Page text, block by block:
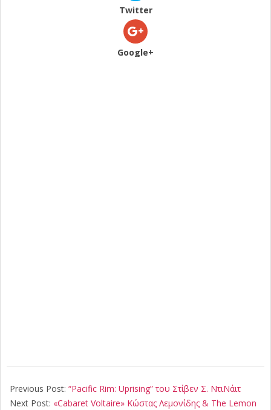
Twitter
Google+
03-
21
Previous Post: “Pacific Rim: Uprising” του Στίβεν Σ. ΝτιΝάιτ
Next Post: «Cabaret Voltaire» Κώστας Λεμονίδης & The Lemon